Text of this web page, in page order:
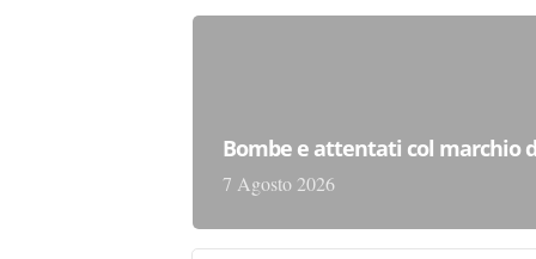
Bombe e attentati col marchio
7 Agosto 2026